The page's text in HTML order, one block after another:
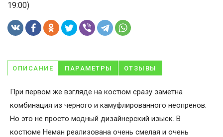
19:00)
ОПИСАНИЕ ПАРАМЕТРЫ ОТЗЫВЫ
При первом же взгляде на костюм сразу заметна
комбинация из черного и камуфлированного неопренов.
Но это не просто модный дизайнерский изыск. В
костюме Неман реализована очень смелая и очень